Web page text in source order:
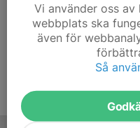
Vi använder oss
webbplats ska
även för
Så